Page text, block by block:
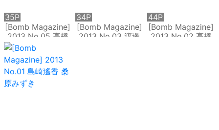
[Bomb Magazine]
2013 No.05 高橋
みなみ 前田敦子
35P
[Bomb Magazine]
2013 No.03 渡邊
34P
[Bomb Magazine]
2013 No.02 高橋
44P